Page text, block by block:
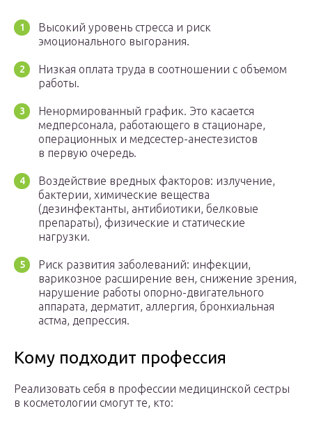
Высокий уровень стресса и риск
эмоционального выгорания.
Низкая оплата труда в соотношении с объемом
работы.
Ненормированный график. Это касается
медперсонала, работающего в стационаре,
операционных и медсестер-анестезистов
в первую очередь.
Воздействие вредных факторов: излучение,
бактерии, химические вещества
(дезинфектанты, антибиотики, белковые
препараты), физические и статические
нагрузки.
Риск развития заболеваний: инфекции,
варикозное расширение вен, снижение зрения,
нарушение работы опорно-двигательного
аппарата, дерматит, аллергия, бронхиальная
астма, депрессия.
Кому подходит профессия
Реализовать себя в профессии медицинской сестры
в косметологии смогут те, кто: